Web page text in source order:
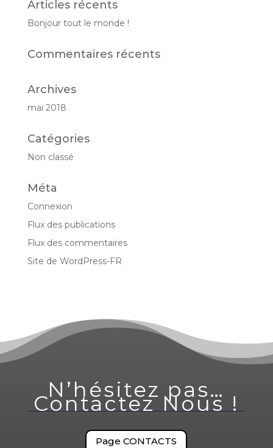
Articles récents
Bonjour tout le monde !
Commentaires récents
Archives
mai 2018
Catégories
Non classé
Méta
Connexion
Flux des publications
Flux des commentaires
Site de WordPress-FR
N’hésitez pas…
Contactez Nous !
Page CONTACTS